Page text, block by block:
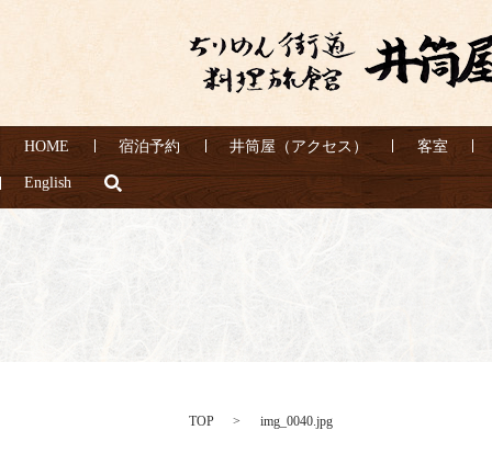
HOME 宿泊予約 井筒屋（アクセス） 客室
English
TOP img_0040.jpg